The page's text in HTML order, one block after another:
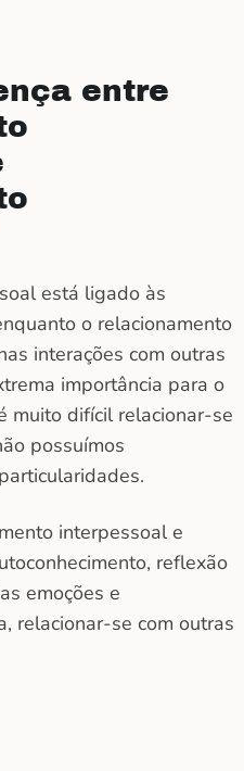
entre
está ligado às
o relacionamento
interações com outras
importância para o
muito difícil relacionar-se
possuímos
interpessoal e
reflexão
emoções e
relacionar-se com outras